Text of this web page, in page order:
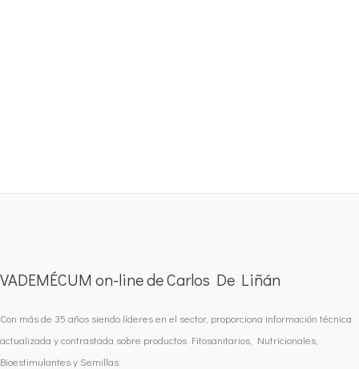
VADEMÉCUM on-line de Carlos De Liñán
Con más de 35 años siendo líderes en el sector, proporciona información técnica
actualizada y contrastada sobre productos Fitosanitarios, Nutricionales,
Bioestimulantes y Semillas.